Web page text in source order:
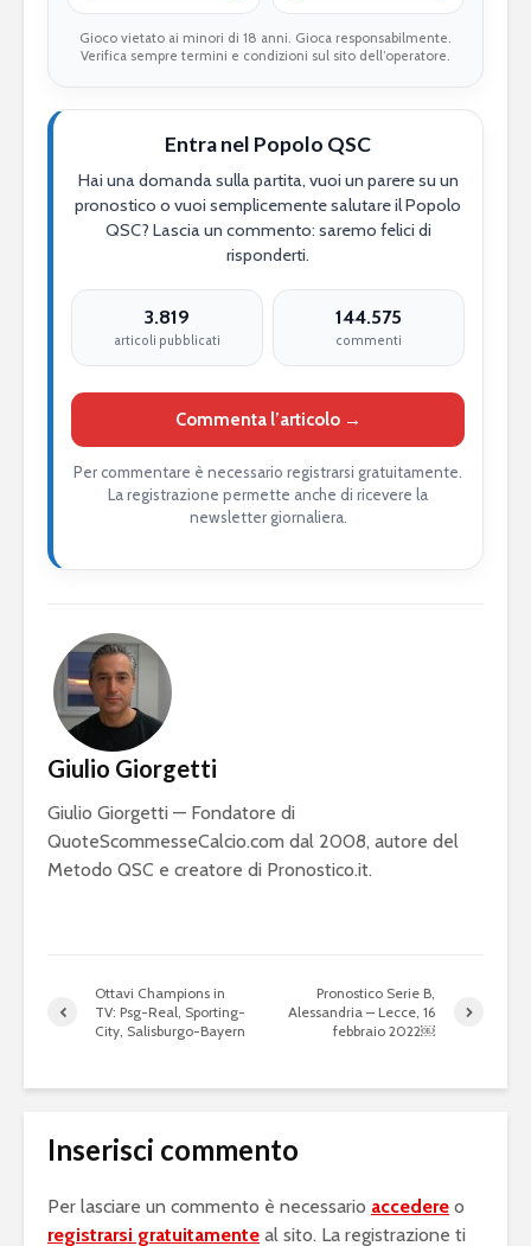
Gioco vietato ai minori di 18 anni. Gioca responsabilmente.
Verifica sempre termini e condizioni sul sito dell’operatore.
Entra nel Popolo QSC
Hai una domanda sulla partita, vuoi un parere su un
pronostico o vuoi semplicemente salutare il Popolo
QSC? Lascia un commento: saremo felici di
risponderti.
3.819
articoli pubblicati
144.575
commenti
Commenta l’articolo →
Per commentare è necessario registrarsi gratuitamente.
La registrazione permette anche di ricevere la
newsletter giornaliera.
Giulio Giorgetti
Giulio Giorgetti — Fondatore di
QuoteScommesseCalcio.com dal 2008, autore del
Metodo QSC e creatore di Pronostico.it.
Ottavi Champions in
TV: Psg-Real, Sporting-
City, Salisburgo-Bayern
Pronostico Serie B,
Alessandria – Lecce, 16
febbraio 2022￼
Inserisci commento
Per lasciare un commento è necessario accedere o
registrarsi gratuitamente al sito. La registrazione ti